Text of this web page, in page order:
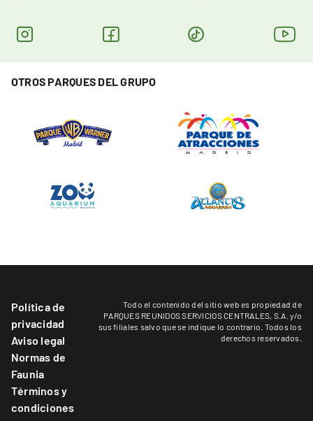
OTROS PARQUES DEL GRUPO
Política de
privacidad
Aviso legal
Normas de
Faunia
Términos y
condiciones
Todo el contenido del sitio web es propiedad de
PARQUES REUNIDOS SERVICIOS CENTRALES, S.A. y/o
sus filiales salvo que se indique lo contrario. Todos los
derechos reservados.